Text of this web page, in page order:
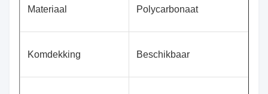
Materiaal Polycarbonaat
Komdekking Beschikbaar